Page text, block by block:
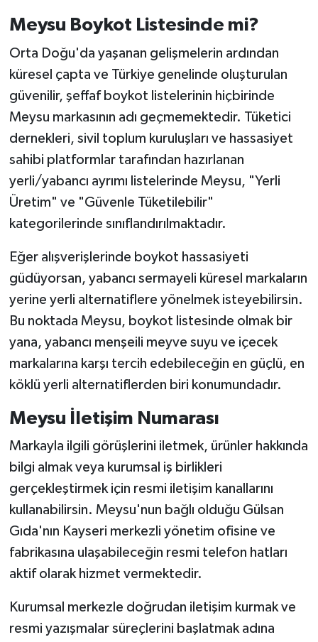
Meysu Boykot Listesinde mi?
Orta Doğu'da yaşanan gelişmelerin ardından
küresel çapta ve Türkiye genelinde oluşturulan
güvenilir, şeffaf boykot listelerinin hiçbirinde
Meysu markasının adı geçmemektedir. Tüketici
dernekleri, sivil toplum kuruluşları ve hassasiyet
sahibi platformlar tarafından hazırlanan
yerli/yabancı ayrımı listelerinde Meysu, "Yerli
Üretim" ve "Güvenle Tüketilebilir"
kategorilerinde sınıflandırılmaktadır.
Eğer alışverişlerinde boykot hassasiyeti
güdüyorsan, yabancı sermayeli küresel markaların
yerine yerli alternatiflere yönelmek isteyebilirsin.
Bu noktada Meysu, boykot listesinde olmak bir
yana, yabancı menşeili meyve suyu ve içecek
markalarına karşı tercih edebileceğin en güçlü, en
köklü yerli alternatiflerden biri konumundadır.
Meysu İletişim Numarası
Markayla ilgili görüşlerini iletmek, ürünler hakkında
bilgi almak veya kurumsal iş birlikleri
gerçekleştirmek için resmi iletişim kanallarını
kullanabilirsin. Meysu'nun bağlı olduğu Gülsan
Gıda'nın Kayseri merkezli yönetim ofisine ve
fabrikasına ulaşabileceğin resmi telefon hatları
aktif olarak hizmet vermektedir.
Kurumsal merkezle doğrudan iletişim kurmak ve
resmi yazışmalar süreçlerini başlatmak adına